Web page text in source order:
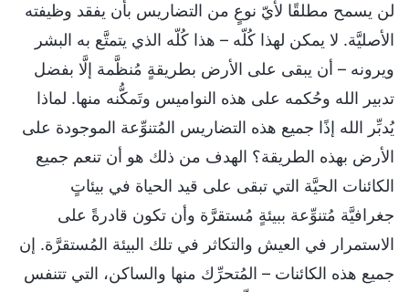
لن يسمح مطلقًا لأيّ نوعٍ من التضاريس بأن يفقد وظيفته
الأصليَّة. لا يمكن لهذا كُلّه – هذا كُلّه الذي يتمتَّع به البشر
ويرونه – أن يبقى على الأرض بطريقةٍ مُنظَّمة إلَّا بفضل
تدبير الله وحُكمه على هذه النواميس وتَمكُّنه منها. لماذا
يُدبِّر الله إذًا جميع هذه التضاريس المُتنوِّعة الموجودة على
الأرض بهذه الطريقة؟ الهدف من ذلك هو أن تنعم جميع
الكائنات الحيَّة التي تبقى على قيد الحياة في بيئاتٍ
جغرافيَّة مُتنوِّعة ببيئةٍ مُستقرَّة وأن تكون قادرةً على
الاستمرار في العيش والتكاثر في تلك البيئة المُستقرَّة. إن
جميع هذه الكائنات – المُتحرِّك منها والساكن، التي تتنفس